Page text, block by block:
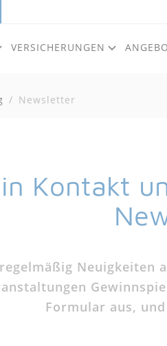
VERSICHERUNGEN
Newsletter
Kontakt
Neuigkeiten
Formular aus,